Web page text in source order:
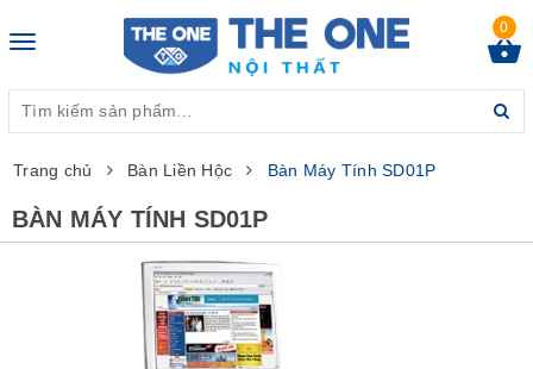
Toggle
0
Trang chủ Bàn Liền Hộc Bàn Máy Tính SD01P
BÀN MÁY TÍNH SD01P